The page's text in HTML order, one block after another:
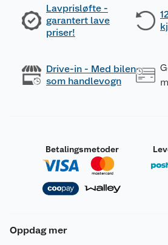
Lavprisløfte -
garantert lave
priser!
Drive-in - Med bilen
som handlevogn
Betalingsmetoder
Oppdag mer